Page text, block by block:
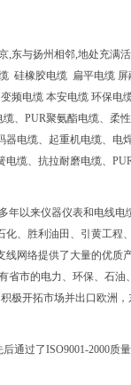
,东与扬州相邻,地处充满
硅橡胶电缆 扁平电缆
频电缆 本安电缆 环保电
、PUR聚氨酯电缆、柔
电缆、起重机电缆、电
缆、抗拉耐磨电缆、
年以来仪器仪表和电线电
、胜利油田、引黄工程
网络提供了大量的优质
省市的电力、环保、石油
极开拓市场并出口欧洲
通过了ISO9001-2000质